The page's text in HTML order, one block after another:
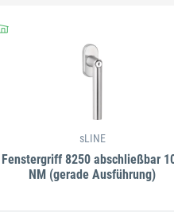
sLINE
Fenstergriff 8250 abschließbar
NM (gerade Ausführung)